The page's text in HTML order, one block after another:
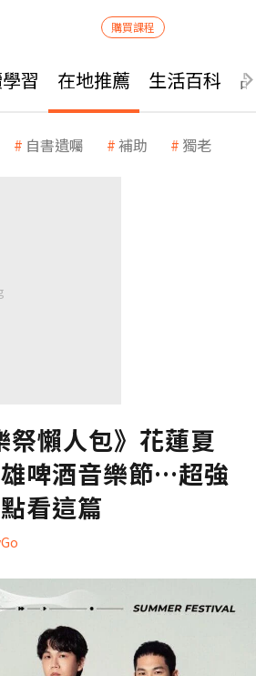
購買課程
習 在地推薦 生活百科
自書遺囑 補助 獨老
懶人包》花蓮夏
啤酒音樂節…超強
看這篇